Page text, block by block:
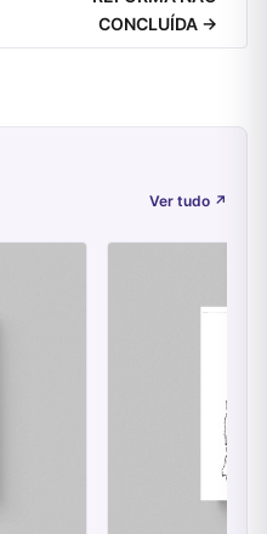
CONCLUÍDA →
Ver tudo ↗